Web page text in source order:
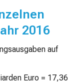
2016
auf
Euro = 17,36